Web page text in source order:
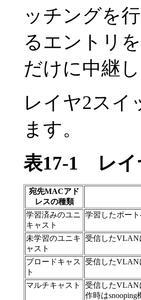
ッチングを
るエントリ
だけに中継し
レイヤ2スイ
ます。
表17-1
レ
宛先MACアド
レスの種類
学習済みのユニ
キャスト
学習したポート
未学習のユニキ
ャスト
受信したVLAN
ブロードキャス
ト
受信したVLAN
マルチキャスト
受信したVLAN
作時は